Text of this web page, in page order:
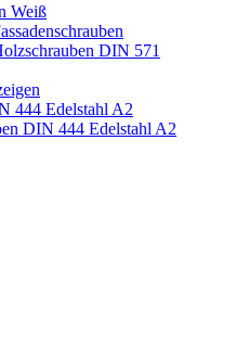
Weiß
DIN 571
444 Edelstahl A2
DIN 444 Edelstahl A2